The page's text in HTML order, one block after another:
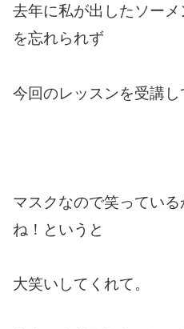
去年に私が出したソー
を忘れられず
今回のレッスンを受講し
マスクなので笑ってい
ね！というと
大笑いしてくれて。